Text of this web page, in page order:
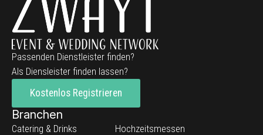
Passenden Dienstleister finden?
Als Diensleister finden lassen?
Kostenlos Registrieren
Branchen
Catering & Drinks
Hochzeitsmessen